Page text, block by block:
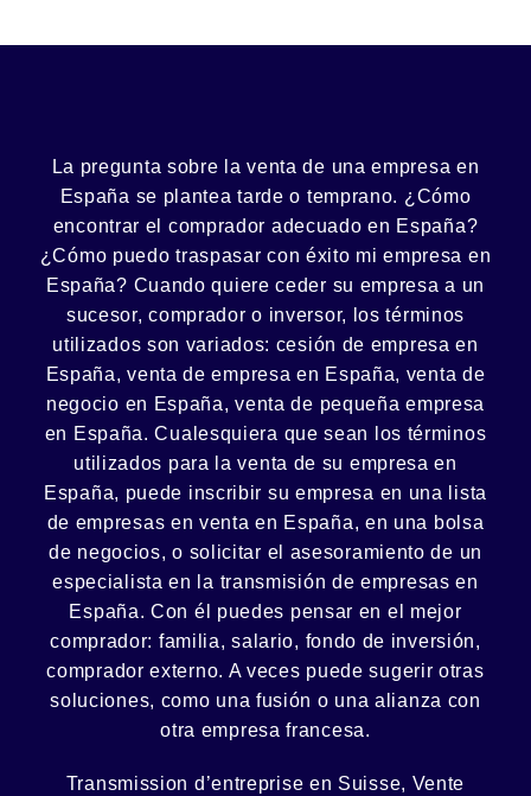
La pregunta sobre la venta de unaempresa en
España se plantea tarde o temprano. ¿Cómo
encontrar el comprador adecuado en España?
¿Cómo puedotraspasar con éxito mi empresa en
España? Cuando quiere ceder su empresa a un
sucesor, comprador o inversor, los términos
utilizados son variados: cesión de empresa en
España, venta de empresa en España, venta de
negocio en España, venta de pequeña empresa
en España. Cualesquiera que sean los términos
utilizados para la venta de su empresa en
España, puede inscribir su empresa en una lista
de empresas en venta en España, en una bolsa
de negocios, o solicitar el asesoramiento de un
especialista en la transmisión de empresas en
España. Con él puedes pensar en el mejor
comprador: familia,salario, fondo de inversión,
comprador externo. A veces puede sugerir otras
soluciones, como una fusión o unaalianza con
otra empresa francesa.
Transmission d’entreprise en Suisse, Vente